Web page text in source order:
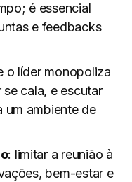
é essencial
e feedbacks
o líder monopoliza
cala, e escutar
um ambiente de
: limitar a reunião à
bem-estar e